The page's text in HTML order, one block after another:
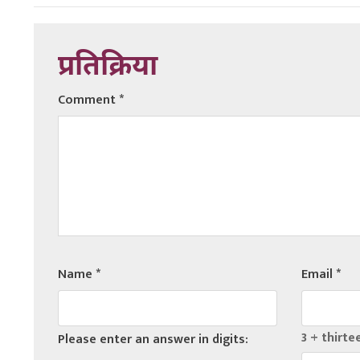
प्रतिक्रिया
Comment*
Name* Email*
Please enter an answer in digits: 3 +